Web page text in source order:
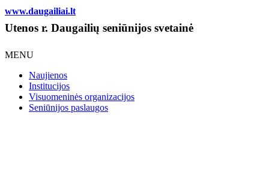
www.daugailiai.lt
Utenos r. Daugailių seniūnijos svetainė
MENU
Naujienos
Institucijos
Visuomeninės organizacijos
Seniūnijos paslaugos